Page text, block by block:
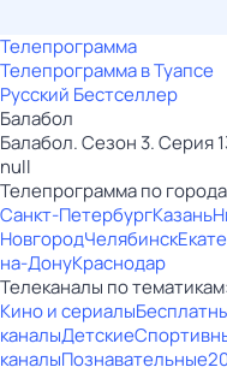
Телепрограмма
Телепрограмма в Туапсе
Русский Бестселлер
Балабол
Балабол. Сезон 3. Серия
null
Телепрограмма по
Санкт-ПетербургКазань
НовгородЧелябинск
на-ДонуКраснодар
Телеканалы по тематикам:
Кино и сериалы
каналыДетские
каналыПознавательные